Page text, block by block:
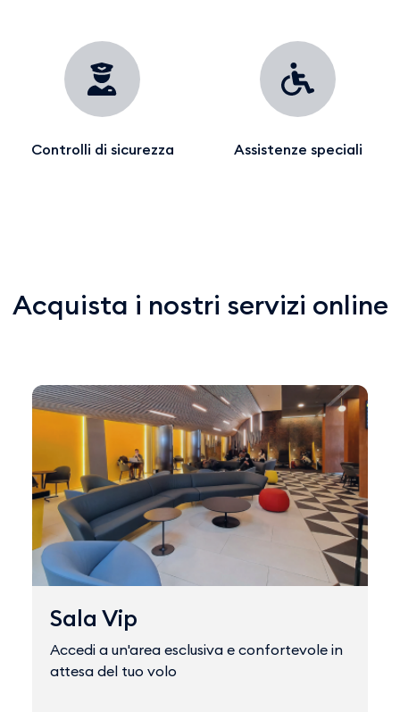
Controlli di sicurezza Assistenze speciali
Acquista i nostri servizi online
Sala Vip
Accedi a un'area esclusiva e confortevole in
attesa del tuo volo